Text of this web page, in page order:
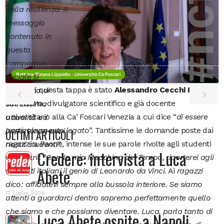
della resilienza. Il
messaggio
contenuto in
questa
campagna
sociale si
conferma di
strettissima
attualità ed
importanza per i
nostri studenti”.
Ospite di questa tappa è stato Alessandro Cecchi Paone.
Giornalista, divulgatore scientifico e già docente
universitario alla Ca’ Foscari Venezia a cui dice “di essere
particolarmente legato”. Tantissime le domande poste dai
ragazzi a Paone, intense le sue parole rivolte agli studenti
veneziani: “Con la mia Macchina del Tempo, riporterei agli
studenti italiani il genio di Leonardo da Vinci. Ai ragazzi
dico: affidatevi sempre alla bussola interiore. Se siamo
attenti a guardarci dentro sapremo perfettamente quello
che siamo e che possiamo diventare. Luca, parla tanto di
ULTIMI ARTICOLI
Credere: intervista a Luca
Abete
17 Luglio 2026